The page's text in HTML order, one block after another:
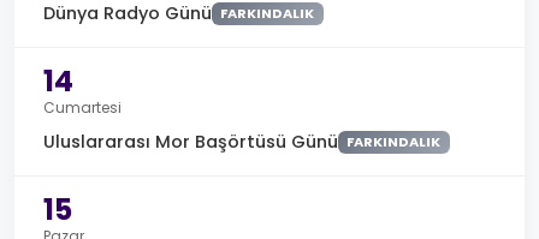
Dünya Radyo Günü FARKINDALIK
14
Cumartesi
Uluslararası Mor Başörtüsü Günü FARKINDALIK
15